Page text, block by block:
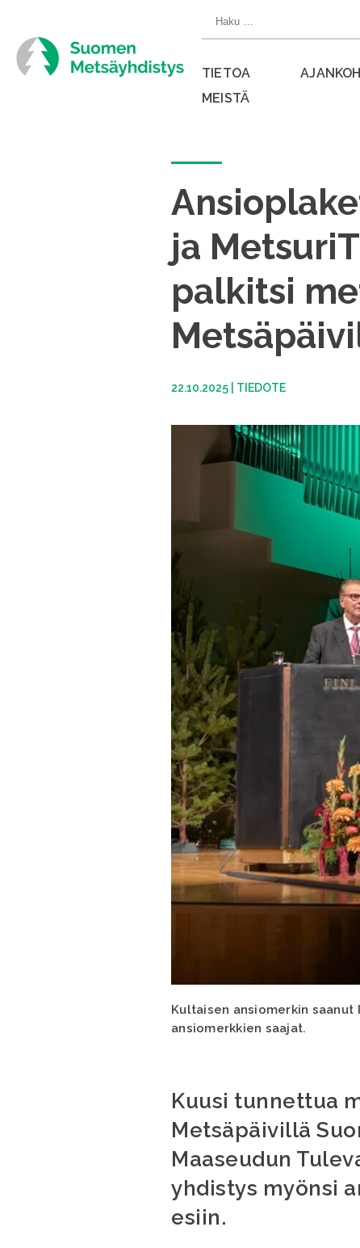
sisältöön
Haku:
TIETOA
MEISTÄ
ja
palkitsi
22.10.2025 TIEDOTE
Kultaisen ansiomerkin
ansiomerkkien saajat.
Kuusi tunnettua
Metsäpäivillä
Maaseudun
yhdistys myönsi
esiin.